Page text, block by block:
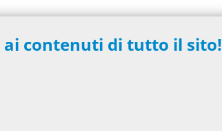
ai contenuti di tutto il sito!